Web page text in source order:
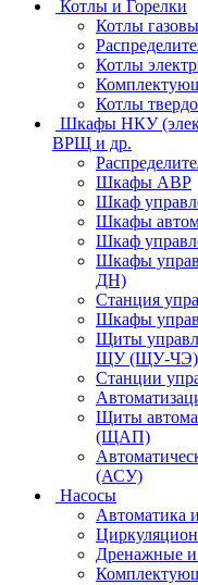
Котлы и Горелки
Котлы
Котлы
Котлы
Шкафы НКУ
ВРЩ и др.
Шкафы АВР
Шкаф
Шкафы
Шкаф
Шкафы
ДН)
Станция
Шкафы
Щиты
ЩУ (ЩУ-ЧЭ)
Станции
Щиты
(ЩАП)
(АСУ)
Насосы
Автоматика
Дренажные и